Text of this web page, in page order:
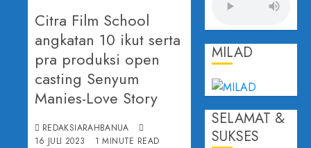
Citra Film School
angkatan 10 ikut serta
pra produksi open
casting Senyum
Manies-Love Story
REDAKSIARAHBANUA
16 JULI 2023
1 MINUTE READ
MILAD
SELAMAT &
SUKSES